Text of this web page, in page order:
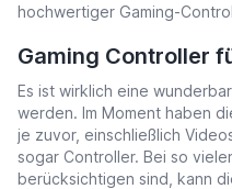
hochwertiger Gaming-
Gaming Controller
Es ist wirklich eine
werden. Im Moment haben
je zuvor, einschließlich
sogar Controller. Bei so
berücksichtigen sind, kann